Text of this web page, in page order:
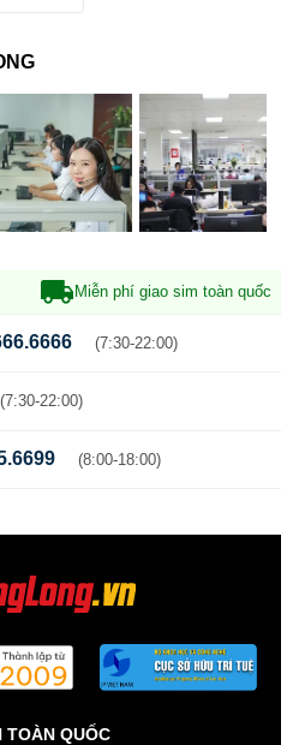
Miễn phí giao sim toàn quốc
(7:30-22:00)
(7:30-22:00)
(8:00-18:00)
TOÀN QUỐC